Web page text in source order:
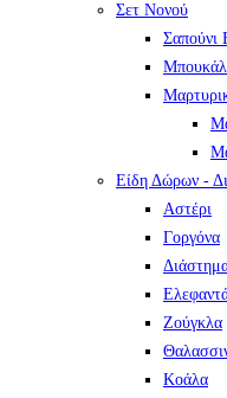
Σετ Νονού
Σαπούνι
Είδη Δώρων -
Αστέρι
Γοργόνα
Ζούγκλα
Κοάλα